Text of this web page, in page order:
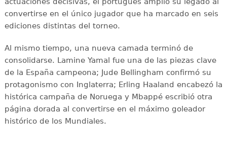
convertirse en el único jugador que ha marcado en seis
ediciones distintas del torneo.
Al mismo tiempo, una nueva camada terminó de
consolidarse. Lamine Yamal fue una de las piezas clave
de la España campeona; Jude Bellingham confirmó su
protagonismo con Inglaterra; Erling Haaland encabezó la
histórica campaña de Noruega y Mbappé escribió otra
página dorada al convertirse en el máximo goleador
histórico de los Mundiales.